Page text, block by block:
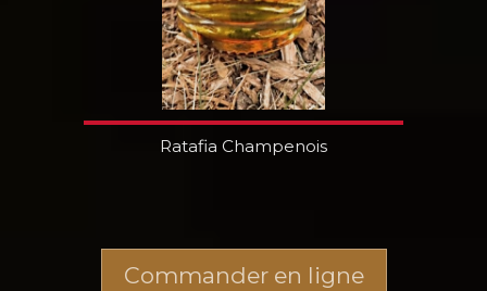
Ratafia Champenois
Commander en ligne